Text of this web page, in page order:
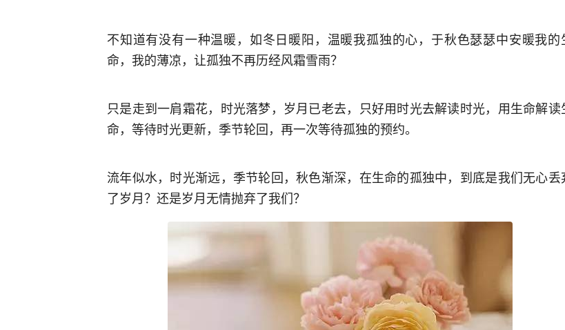
不知道有没有一种温暖，如冬日暖阳，温暖我孤独的心，于秋色瑟瑟中安暖我的
命，我的薄凉，让孤独不再历经风霜雪雨？
只是走到一肩霜花，时光落梦，岁月已老去，只好用时光去解读时光，用生命解读
命，等待时光更新，季节轮回，再一次等待孤独的预约。 ​​​
流年似水，时光渐远，季节轮回，秋色渐深，在生命的孤独中，到底是我们无心丢
了岁月？还是岁月无情抛弃了我们？